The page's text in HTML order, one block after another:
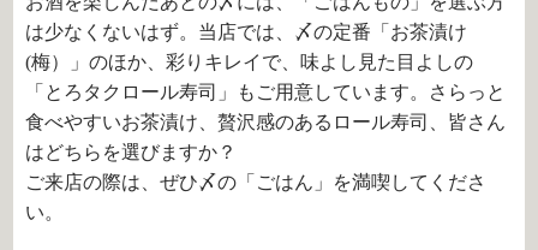
は少なくないはず。当店では、〆の定番「お茶漬け
(梅）」のほか、彩りキレイで、味よし見た目よしの
「とろタクロール寿司」もご用意しています。さらっと
食べやすいお茶漬け、贅沢感のあるロール寿司、皆さん
はどちらを選びますか？
ご来店の際は、ぜひ〆の「ごはん」を満喫してくださ
い。